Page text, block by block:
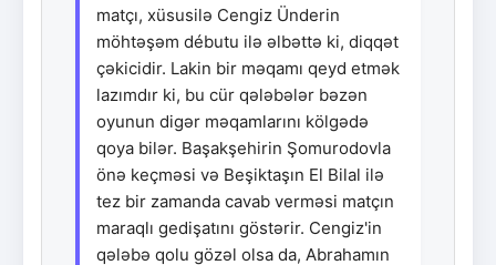
matçı, xüsusilə Cengiz Ünderin
möhtəşəm débutu ilə əlbəttə ki, diqqət
çəkicidir. Lakin bir məqamı qeyd etmək
lazımdır ki, bu cür qələbələr bəzən
oyunun digər məqamlarını kölgədə
qoya bilər. Başakşehirin Şomurodovla
önə keçməsi və Beşiktaşın El Bilal ilə
tez bir zamanda cavab verməsi matçın
maraqlı gedişatını göstərir. Cengiz'in
qələbə qolu gözəl olsa da, Abrahamın